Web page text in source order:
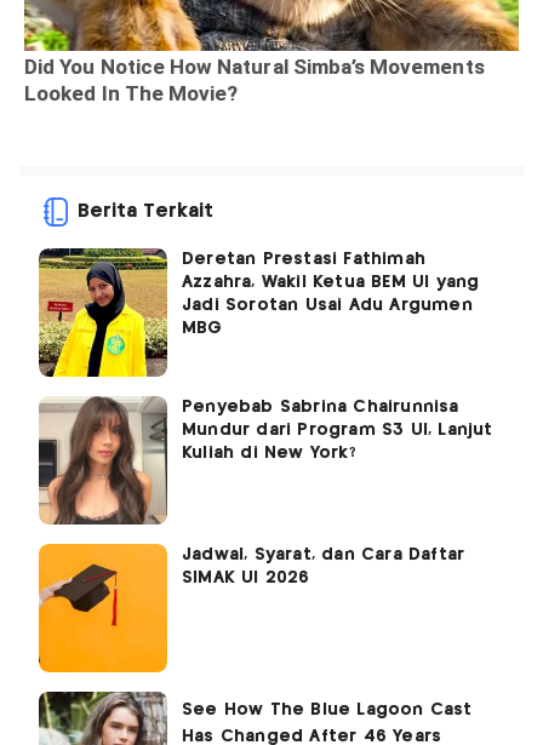
Berita Terkait
Deretan Prestasi Fathimah
Azzahra, Wakil Ketua BEM UI yang
Jadi Sorotan Usai Adu Argumen
MBG
Penyebab Sabrina Chairunnisa
Mundur dari Program S3 UI, Lanjut
Kuliah di New York?
Jadwal, Syarat, dan Cara Daftar
SIMAK UI 2026